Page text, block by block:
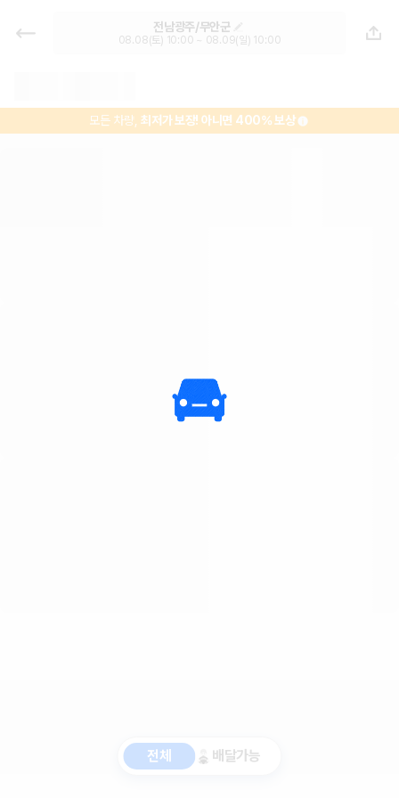
무안공용버스터미널 렌트카 추천 | 최
저가 한눈에 비교 렌터카 카모아
전남광주/무안군
08.08(토) 10:00 ~ 08.09(일) 10:00
모든 차량,최저가 보장! 아니면 400% 보상
전체 배달가능